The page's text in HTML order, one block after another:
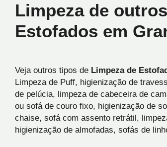
Limpeza de
Estofados em
Veja outros tipos de Limpeza de
Limpeza de Puff, higienização de
de pelúcia, limpeza de cabeceira de
ou sofá de couro fixo, higienização de
chaise, sofá com assento retrátil,
higienização de almofadas, sofás de